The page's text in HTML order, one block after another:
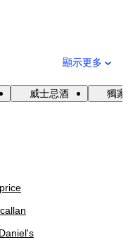
顯示更多
威士忌酒 獨